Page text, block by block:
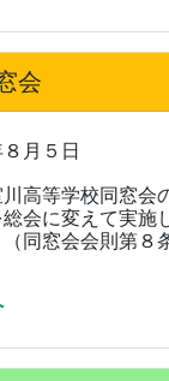
会
月５日
高等学校同窓会
会に変えて実施
同窓会会則第８